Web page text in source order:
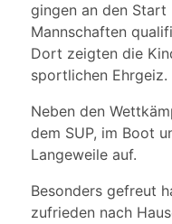
gingen an den Start
Mannschaften
Dort zeigten die
sportlichen Ehrgeiz.
Neben den
dem SUP, im Boot
Langeweile auf.
Besonders gefreut
zufrieden nach